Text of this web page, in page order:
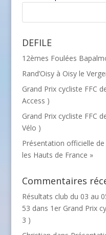
DEFILE
12èmes Foulées
Rand’Oisy à Oisy le
Grand Prix cycliste FFC
Access )
Grand Prix cycliste FFC
Vélo )
Présentation officielle
les Hauts de France »
Commentaires
Résultats club du 03 au
53 dans 1er Grand Prix
3 )